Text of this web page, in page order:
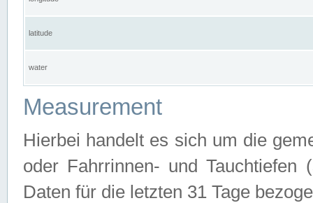
latitude
water
Measurement
Hierbei handelt es sich um die
oder Fahrrinnen- und Tauchtiefen
Daten für die letzten 31 Tage